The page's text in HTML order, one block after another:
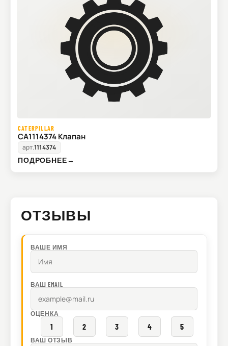
CATERPILLAR
CA1114374 Клапан
арт.1114374
ПОДРОБНЕЕ→
ОТЗЫВЫ
ВАШЕ ИМЯ
ВАШ EMAIL
ОЦЕНКА
1 2 3 4 5
ВАШ ОТЗЫВ